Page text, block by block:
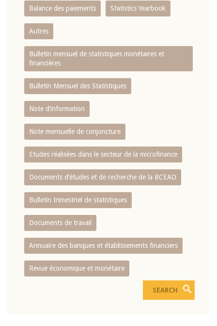
Balance des paiements Statistics Yearbook
Autres
Bulletin mensuel de statistiques monétaires et
financières
Bulletin Mensuel des Statistiques
Note d’information
Note mensuelle de conjoncture
Etudes réalisées dans le secteur de la microfinance
Documents d’études et de recherche de la BCEAO
Bulletin trimestriel de statistiques
Documents de travail
Annuaire des banques et établissements financiers
Revue économique et monétaire